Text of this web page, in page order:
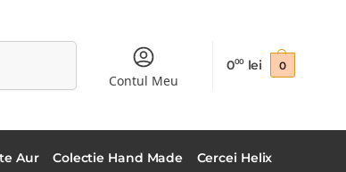
Caută
Contul Meu
000 lei 0
Aur Colectie Hand Made Cercei Helix